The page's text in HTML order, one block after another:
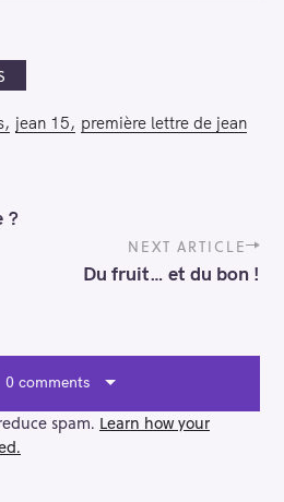
jean 15 première lettre de jean
?
NEXT ARTICLE
Du fruit… et du bon !
0 comments
spam. Learn how your